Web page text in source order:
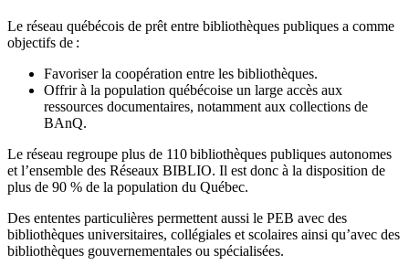
Le réseau québécois de prêt entre bibliothèques publiques a comme
objectifs de :
Favoriser la coopération entre les bibliothèques.
Offrir à la population québécoise un large accès aux
ressources documentaires, notamment aux collections de
BAnQ.
Le réseau regroupe plus de 110bibliothèques publiques autonomes
et l’ensemble des Réseaux BIBLIO. Il est donc à la disposition de
plus de 90 % de la population du Québec.
Des ententes particulières permettent aussi le PEB avec des
bibliothèques universitaires, collégiales et scolaires ainsi qu’avec des
bibliothèques gouvernementales ou spécialisées.